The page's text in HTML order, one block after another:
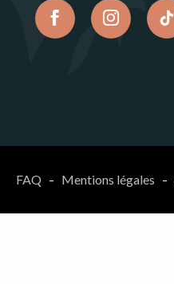
FAQ Mentions légales